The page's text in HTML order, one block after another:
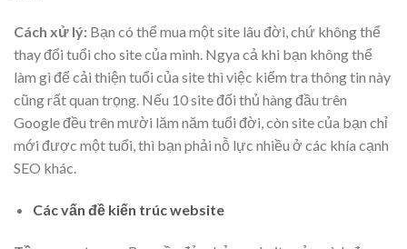
Cách xử lý: Bạn có thể mua một site lâu đời, chứ không thể
thay đổi tuổi cho site của mình. Ngya cả khi bạn không thể
làm gì để cải thiện tuổi của site thì việc kiểm tra thông tin này
cũng rất quan trọng. Nếu 10 site đối thủ hàng đầu trên
Google đều trên mười lăm năm tuổi đời, còn site của bạn chỉ
mới được một tuổi, thì bạn phải nỗ lực nhiều ở các khía cạnh
SEO khác.
Các vấn đề kiến trúc website